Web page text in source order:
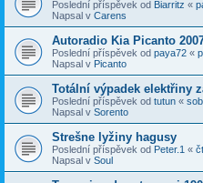
Poslední příspěvek od Biarritz «
Napsal v Carens
Autoradio Kia Picanto
Poslední příspěvek od paya72 «
Napsal v Picanto
Totální výpadek elektřiny
Poslední příspěvek od tutun «
Napsal v Sorento
Strešne lyžiny hagusy
Poslední příspěvek od Peter.1 «
Napsal v Soul